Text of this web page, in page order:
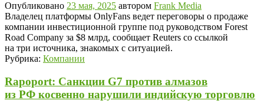
Опубликовано 23 мая, 2025 автором Frank Media
Владелец платформы OnlyFans ведет переговоры о продаже
компании инвестиционной группе под руководством Forest
Road Company за $8 млрд, сообщает Reuters со ссылкой
на три источника, знакомых с ситуацией.
Рубрика: Компании
Rapoport: Санкции G7 против алмазов
из РФ косвенно нарушили индийскую торговлю